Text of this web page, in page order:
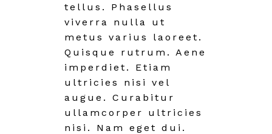
tellus. Phasellus
viverra nulla ut
metus varius laoreet.
Quisque rutrum. Aene
imperdiet. Etiam
ultricies nisi vel
augue. Curabitur
ullamcorper ultricies
nisi. Nam eget dui.